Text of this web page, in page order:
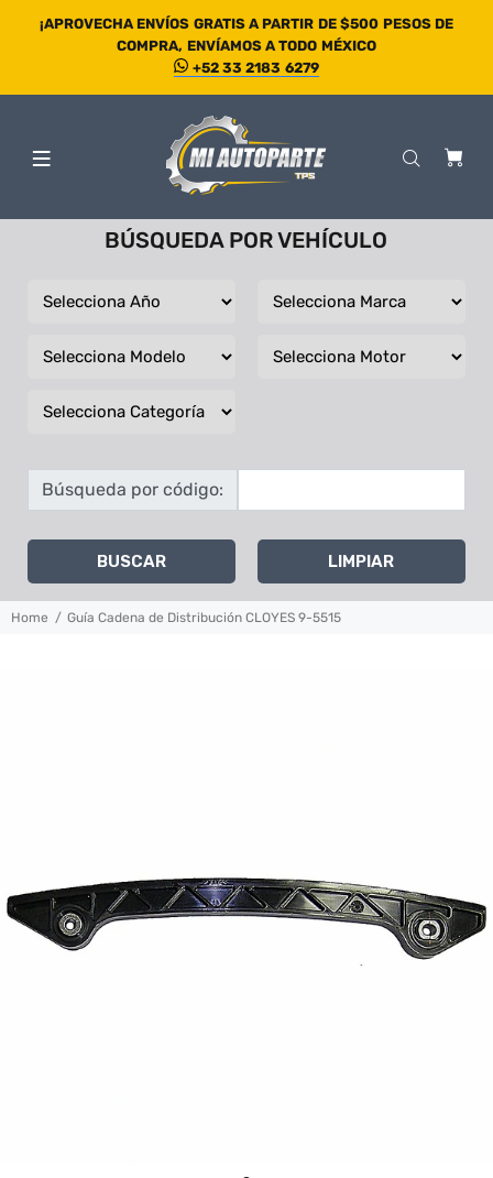
¡APROVECHA ENVÍOS GRATIS A PARTIR DE $500 PESOS DE
COMPRA, ENVÍAMOS A TODO MÉXICO
+52 33 2183 6279
BÚSQUEDA POR VEHÍCULO
Búsqueda por código:
BUSCAR LIMPIAR
Home Guía Cadena de Distribución CLOYES 9-5515